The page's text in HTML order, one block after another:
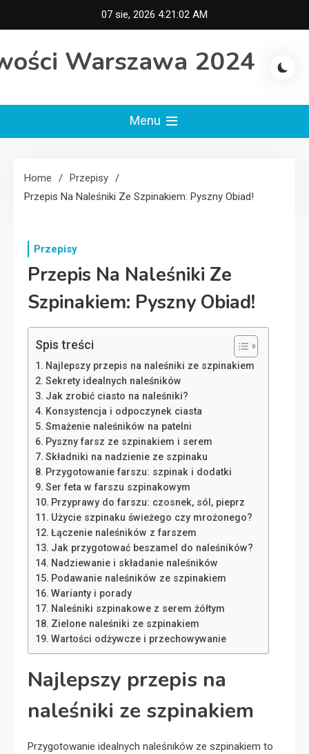
to
07 sie, 2026 4:21:02 AM
Warszawa 2024
Menu
Home
Przepisy
Przepis Na Naleśniki Ze Szpinakiem: Pyszny Obiad!
Przepisy
Przepis Na Naleśniki Ze
Szpinakiem: Pyszny Obiad!
Spis treści
Najlepszy przepis na naleśniki ze szpinakiem
Sekrety idealnych naleśników
Jak zrobić ciasto na naleśniki?
Konsystencja i odpoczynek ciasta
Smażenie naleśników na patelni
Pyszny farsz ze szpinakiem i serem
Składniki na nadzienie ze szpinaku
Przygotowanie farszu: szpinak i dodatki
Ser feta w farszu szpinakowym
Przyprawy do farszu: czosnek, sól, pieprz
Użycie szpinaku świeżego czy mrożonego?
Łączenie naleśników z farszem
Jak przygotować beszamel do naleśników?
Nadziewanie i składanie naleśników
Podawanie naleśników ze szpinakiem
Warianty i porady
Naleśniki szpinakowe z serem żółtym
Zielone naleśniki ze szpinakiem
Wartości odżywcze i przechowywanie
Najlepszy przepis na
naleśniki ze szpinakiem
Przygotowanie idealnych naleśników ze szpinakiem to